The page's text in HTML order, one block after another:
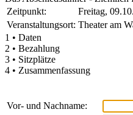
Zeitpunkt:
Freitag,
Veranstaltungsort: Theater am
1 • Daten
2 • Bezahlung
3 • Sitzplätze
4 • Zusammenfassung
Vor- und Nachname: